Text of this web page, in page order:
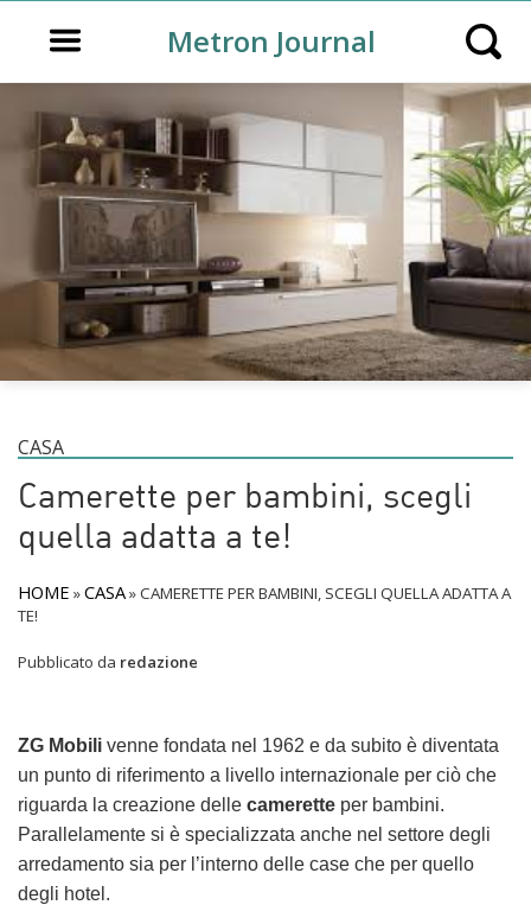
Open main menuMetron Journal Open
CASA
Camerette per bambini, scegli
quella adatta a te!
HOME »CASA»CAMERETTE PER BAMBINI, SCEGLI QUELLA ADATTA A
TE!
Pubblicato da redazione
ZG Mobili venne fondata nel 1962 e da subito è diventata
un punto di riferimento a livello internazionale per ciò che
riguarda la creazione delle camerette per bambini.
Parallelamente si è specializzata anche nel settore degli
arredamento sia per l’interno delle case che per quello
degli hotel.